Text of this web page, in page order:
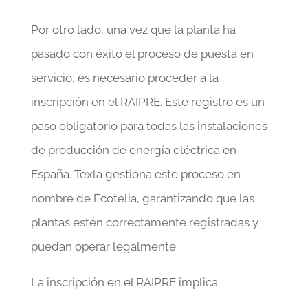
Por otro lado, una vez que la planta ha
pasado con éxito el proceso de puesta en
servicio, es necesario proceder a la
inscripción en el RAIPRE. Este registro es un
paso obligatorio para todas las instalaciones
de producción de energía eléctrica en
España. Texla gestiona este proceso en
nombre de Ecotelia, garantizando que las
plantas estén correctamente registradas y
puedan operar legalmente.
La inscripción en el RAIPRE implica